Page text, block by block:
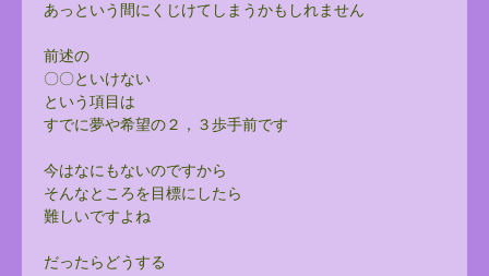
あっという間にくじけてしまうかもしれません
前述の
〇〇といけない
という項目は
すでに夢や希望の２，３歩手前です
今はなにもないのですから
そんなところを目標にしたら
難しいですよね
だったらどうする